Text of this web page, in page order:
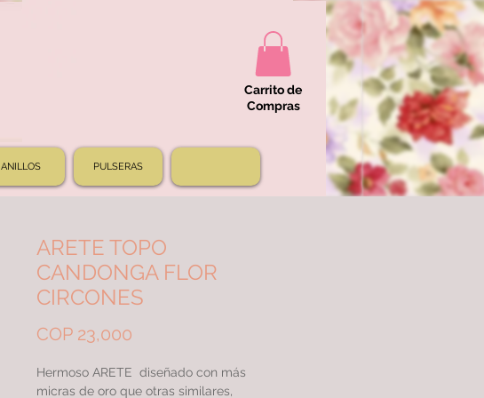
Carrito de
Compras
ANILLOS PULSERAS
ARETE TOPO
CANDONGA FLOR
CIRCONES
COP 23,000Price
Hermoso ARETE diseñado con más
micras de oro que otras similares,